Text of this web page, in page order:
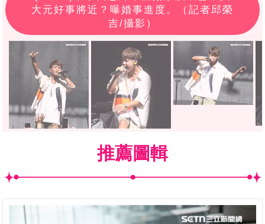
大元好事將近？曝婚事進度。（記者邱榮
吉/攝影）
推薦圖輯